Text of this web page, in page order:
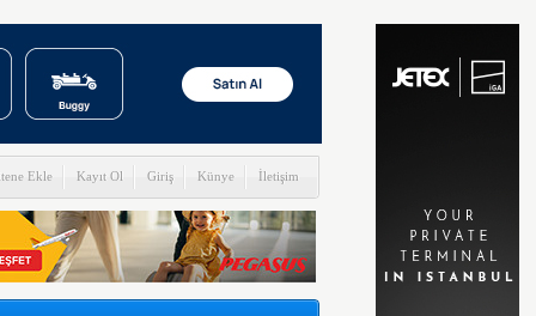
Ekle Kayıt Ol Giriş Künye İletişim